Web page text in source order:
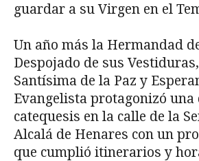
guardar a su Virgen en el
Un año más la Hermandad
Despojado de sus
Santísima de la Paz y
Evangelista protagonizó una
catequesis en la calle de la
Alcalá de Henares con un
que cumplió itinerarios y